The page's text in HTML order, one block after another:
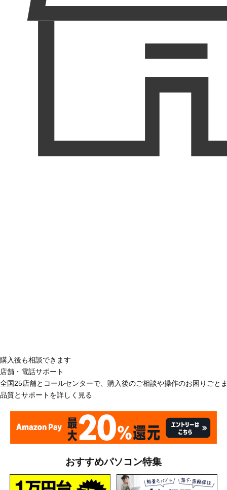
購入後も相談できます
店舗・電話サポート
全国25店舗とコールセンターで、購入後のご相談や操作のお困りごと
品質とサポートを詳しく見る
おすすめパソコン特集